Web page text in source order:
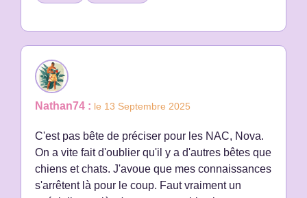
Nathan74 : le 13 Septembre 2025
C'est pas bête de préciser pour les NAC, Nova.
On a vite fait d'oublier qu'il y a d'autres bêtes que
chiens et chats. J'avoue que mes connaissances
s'arrêtent là pour le coup. Faut vraiment un